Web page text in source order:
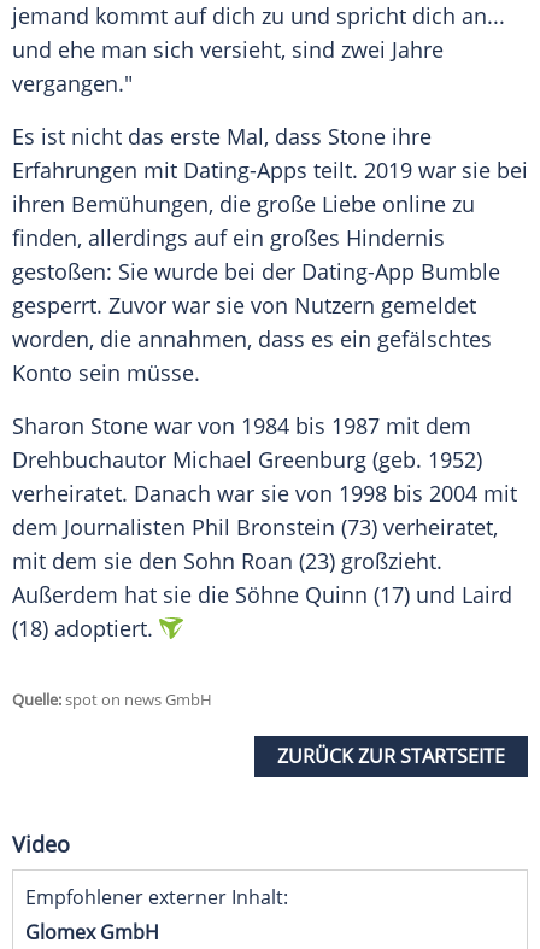
jemand kommt auf dich zu und spricht dich an...
und ehe man sich versieht, sind zwei Jahre
vergangen."
Es ist nicht das erste Mal, dass Stone ihre
Erfahrungen mit Dating-Apps teilt. 2019 war sie bei
ihren Bemühungen, die große Liebe online zu
finden, allerdings auf ein großes Hindernis
gestoßen: Sie wurde bei der Dating-App Bumble
gesperrt. Zuvor war sie von Nutzern gemeldet
worden, die annahmen, dass es ein gefälschtes
Konto sein müsse.
Sharon Stone war von 1984 bis 1987 mit dem
Drehbuchautor Michael Greenburg (geb. 1952)
verheiratet. Danach war sie von 1998 bis 2004 mit
dem Journalisten Phil Bronstein (73) verheiratet,
mit dem sie den Sohn Roan (23) großzieht.
Außerdem hat sie die Söhne Quinn (17) und Laird
(18) adoptiert.
Quelle:spot on news GmbH
ZURÜCK ZUR STARTSEITE
Video
Empfohlener externer Inhalt:
Glomex GmbH